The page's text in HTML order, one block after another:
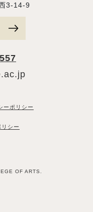
3-14-9
ーポリシー
シー
OF ARTS.